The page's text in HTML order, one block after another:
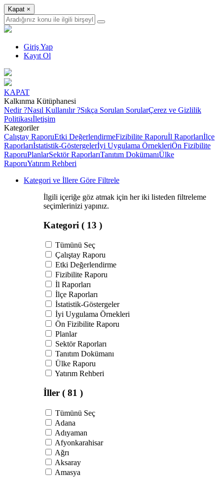
Kapat ×
Giriş Yap
Kayıt Ol
KAPAT
Kalkınma Kütüphanesi
Nedir ?Nasıl Kullanılır ?Sıkça Sorulan SorularÇerez ve Gizlilik
Politikasıİletişim
Kategoriler
Çalıştay RaporuEtki DeğerlendirmeFizibilite Raporuİl Raporlarıİlçe
Raporlarıİstatistik-Göstergelerİyi Uygulama ÖrnekleriÖn Fizibilite
RaporuPlanlarSektör RaporlarıTanıtım DokümanıÜlke
RaporuYatırım Rehberi
Kategori ve İllere Göre Filtrele
İlgili içeriğe göz atmak için her iki listeden filtreleme
seçimlerinizi yapınız.
Kategori ( 13 )
Tümünü Seç
Çalıştay Raporu
Etki Değerlendirme
Fizibilite Raporu
İl Raporları
İlçe Raporları
İstatistik-Göstergeler
İyi Uygulama Örnekleri
Ön Fizibilite Raporu
Planlar
Sektör Raporları
Tanıtım Dokümanı
Ülke Raporu
Yatırım Rehberi
İller ( 81 )
Tümünü Seç
Adana
Adıyaman
Afyonkarahisar
Ağrı
Aksaray
Amasya